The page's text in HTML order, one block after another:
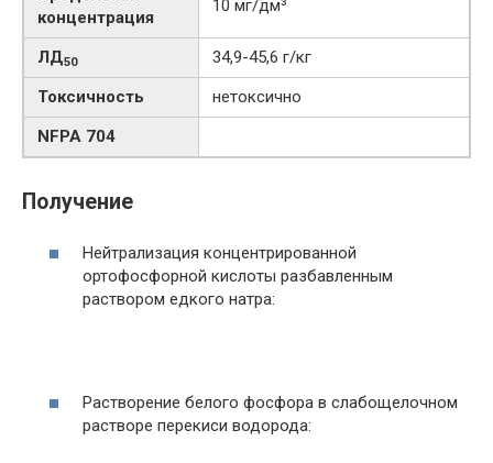
концентрация
10 мг/дм³
ЛД50
34,9-45,6 г/кг
Токсичность
нетоксично
NFPA 704
Получение
Нейтрализация концентрированной
ортофосфорной кислоты разбавленным
раствором едкого натра:
Растворение белого фосфора в слабощелочном
растворе перекиси водорода: